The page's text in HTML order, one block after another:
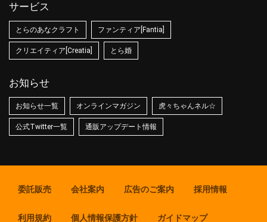
サービス
とらのあなクラフト ファンティア[Fantia]
クリエイティア[Creatia] とら婚
お知らせ
お知らせ一覧 オンラインマガジン 虎々ちゃんネル☆
公式Twitter一覧 通販アップデート情報
委託販売 会社案内 広告のご案内 採用情報
利用規約 個人情報保護方針 ガイドマップ